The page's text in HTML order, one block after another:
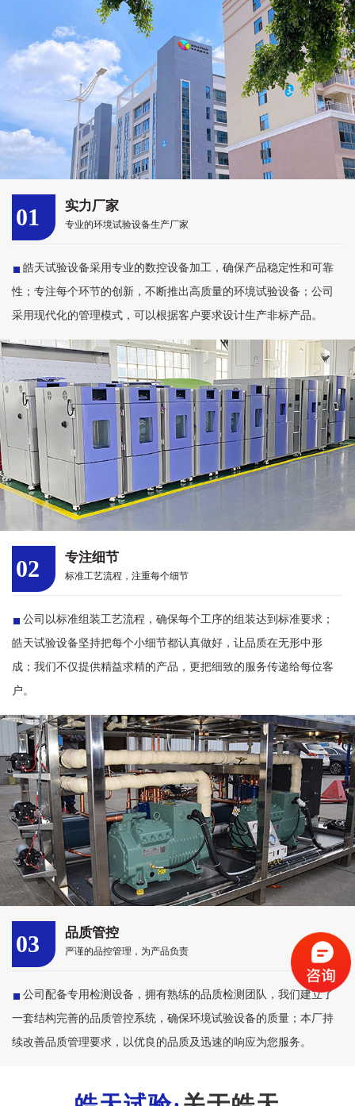
01 实力厂家
专业的环境试验设备生产厂家
皓天试验设备采用专业的数控设备加工，确保产品稳定性和可靠
性；专注每个环节的创新，不断推出高质量的环境试验设备；公司
采用现代化的管理模式，可以根据客户要求设计生产非标产品。
02 专注细节
标准工艺流程，注重每个细节
公司以标准组装工艺流程，确保每个工序的组装达到标准要求；
皓天试验设备坚持把每个小细节都认真做好，让品质在无形中形
成；我们不仅提供精益求精的产品，更把细致的服务传递给每位客
户。
03 品质管控
严谨的品控管理，为产品负责
公司配备专用检测设备，拥有熟练的品质检测团队，我们建立了
一套结构完善的品质管控系统，确保环境试验设备的质量；本厂持
续改善品质管理要求，以优良的品质及迅速的响应为您服务。